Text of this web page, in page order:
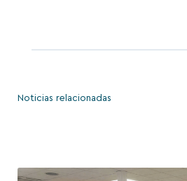
Noticias relacionadas